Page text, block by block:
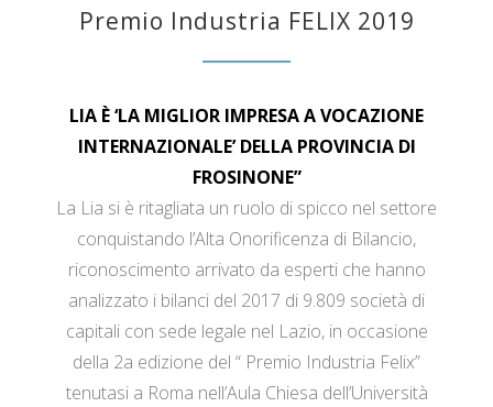
Premio Industria FELIX 2019
LIA È ‘LA MIGLIOR IMPRESA A VOCAZIONE
INTERNAZIONALE’ DELLA PROVINCIA DI
FROSINONE”
La Lia si è ritagliata un ruolo di spicco nel settore
conquistando l’Alta Onorificenza di Bilancio,
riconoscimento arrivato da esperti che hanno
analizzato i bilanci del 2017 di 9.809 società di
capitali con sede legale nel Lazio, in occasione
della 2a edizione del “ Premio Industria Felix”
tenutasi a Roma nell’Aula Chiesa dell’Università